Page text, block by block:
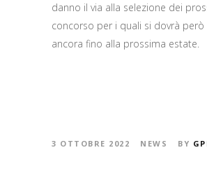
danno il via alla selezione dei
concorso per i quali si dovrà
ancora fino alla prossima estate.
3 OTTOBRE 2022 NEWS BY